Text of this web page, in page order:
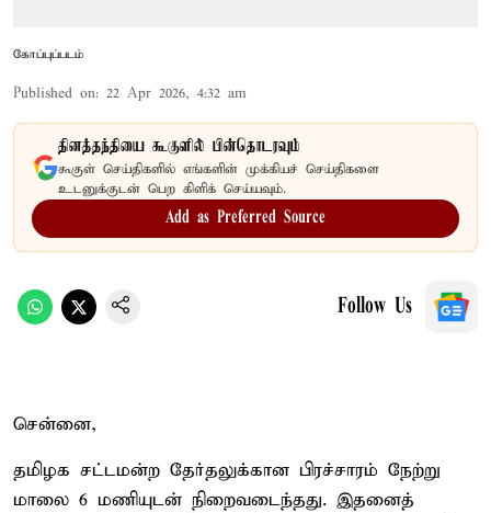
கோப்புப்படம்
Published on: 22 Apr 2026, 4:32 am
தினத்தந்தியை கூகுளில் பின்தொடரவும்
கூகுள் செய்திகளில் எங்களின் முக்கியச் செய்திகளை
உடனுக்குடன் பெற கிளிக் செய்யவும்.
Add as Preferred Source
Follow Us
சென்னை,
தமிழக சட்டமன்ற தேர்தலுக்கான பிரச்சாரம் நேற்று
மாலை 6 மணியுடன் நிறைவடைந்தது. இதனைத்